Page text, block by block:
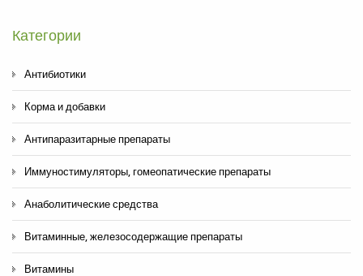
Категории
Антибиотики
Корма и добавки
Антипаразитарные препараты
Иммуностимуляторы, гомеопатические препараты
Анаболитические средства
Витаминные, железосодержащие препараты
Витамины